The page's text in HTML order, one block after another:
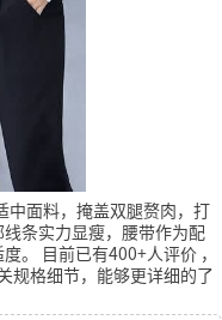
中面料，掩盖双腿赘肉，打
条实力显瘦，腰带作为配
。
目前已有400+人评价 ，
规格细节，能够更详细的了